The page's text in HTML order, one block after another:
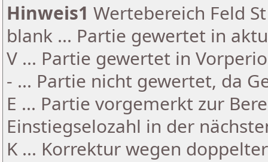
Hinweis1 Wertebereich Feld
blank ... Partie gewertet in
V ... Partie gewertet in
- ... Partie nicht gewertet, da
E ... Partie vorgemerkt zur
Einstiegselozahl in der
K ... Korrektur wegen